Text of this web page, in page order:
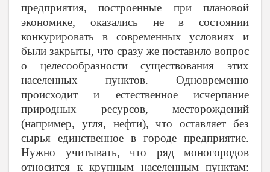
предприятия, построенные при плановой
экономике, оказались не в состоянии
конкурировать в современных условиях и
были закрыты, что сразу же поставило вопрос
о целесообразности существования этих
населенных пунктов. Одновременно
происходит и естественное исчерпание
природных ресурсов, месторождений
(например, угля, нефти), что оставляет без
сырья единственное в городе предприятие.
Нужно учитывать, что ряд моногородов
относится к крупным населенным пунктам: